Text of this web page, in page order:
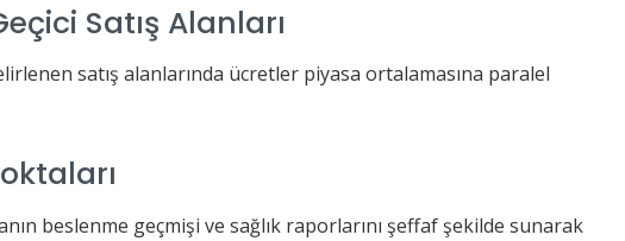
Satış Alanları
satış alanlarında ücretler piyasa ortalamasına paralel
beslenme geçmişi ve sağlık raporlarını şeffaf şekilde sunarak